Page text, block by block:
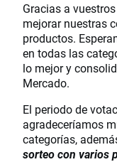
Gracias a
mejorar nuestras
productos.
en todas las
lo mejor y
Mercado.
El periodo de
agradeceríamos
categorías,
sorteo con varios